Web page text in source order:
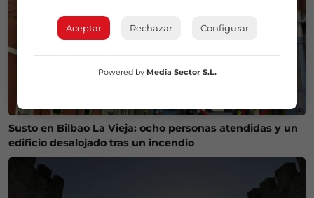
Susto en Bilbao La Vieja: ocho personas atendidas y un
edificio desalojado tras un incendio
Aceptar Rechazar Configurar
Powered by Media Sector S.L.